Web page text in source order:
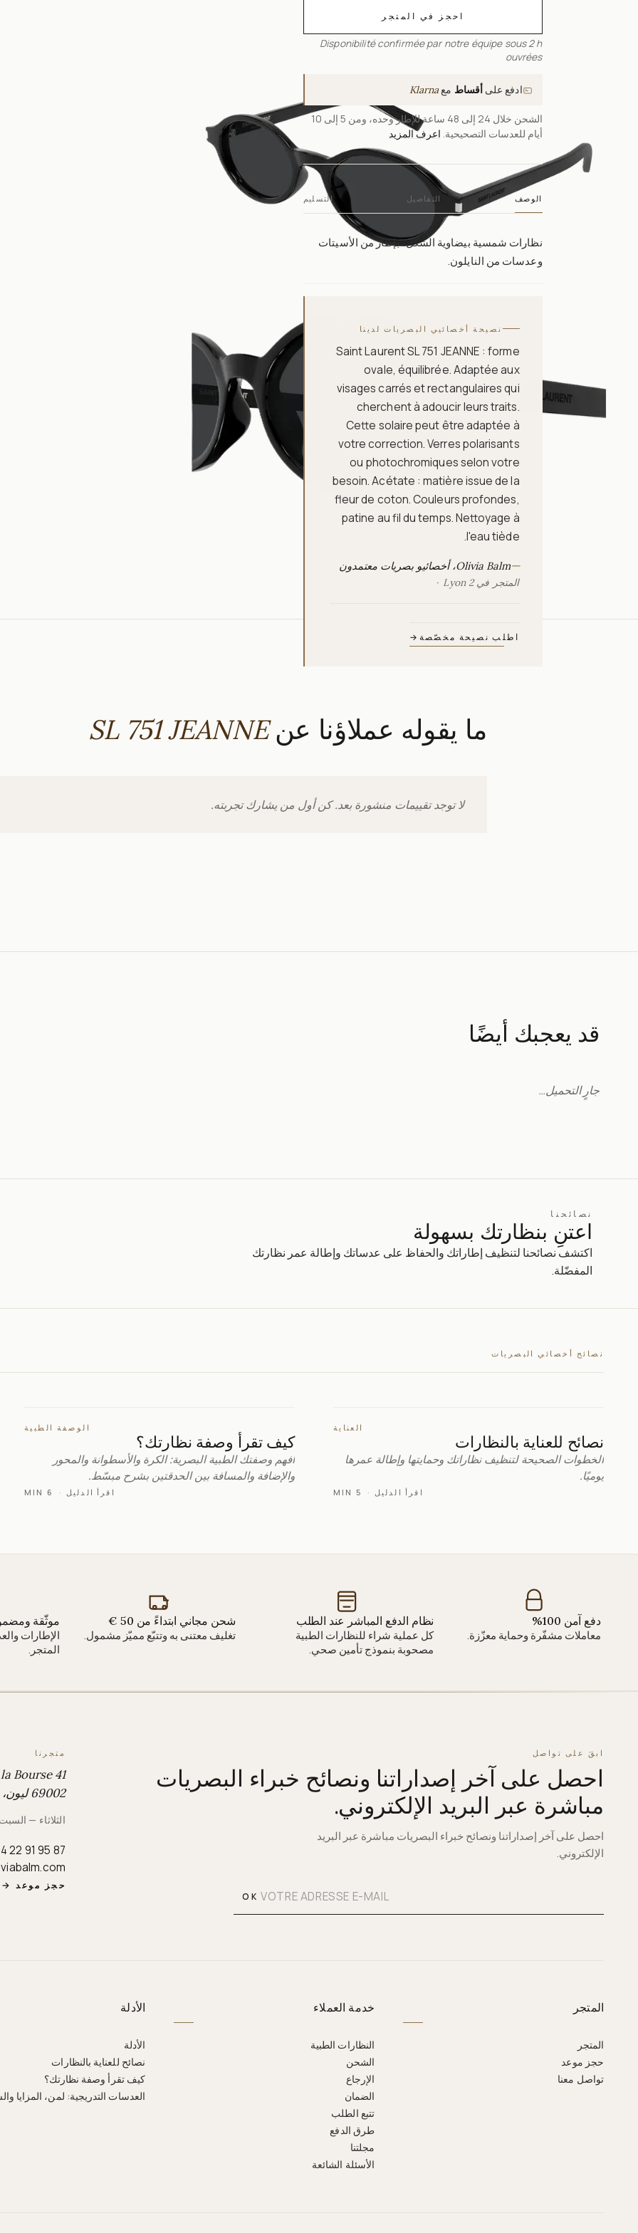
احجز في المتجر
Disponibilité confirmée par notre équipe sous 2 h
ouvrées
ادفع علىأقساط معKlarna
الشحن خلال 24 إلى 48 ساعة للإطار وحده، ومن 5 إلى 10
أيام للعدسات التصحيحية. اعرف المزيد
الوصف التفاصيل التسليم
نظارات شمسية بيضاوية الشكل، بإطار من الأسيتات
وعدسات من النايلون.
نصيحة أخصائيي البصريات لدينا
Saint Laurent SL 751 JEANNE : forme
ovale, équilibrée. Adaptée aux
visages carrés et rectangulaires qui
cherchent à adoucir leurs traits.
Cette solaire peut être adaptée à
votre correction. Verres polarisants
ou photochromiques selon votre
besoin. Acétate : matière issue de la
fleur de coton. Couleurs profondes,
patine au fil du temps. Nettoyage à
l'eau tiède.
—Olivia Balm، أخصائيو بصريات معتمدون
المتجر في Lyon 2
اطلب نصيحة مخصّصة →
ما يقوله عملاؤنا عنSL 751 JEANNE
لا توجد تقييمات منشورة بعد. كن أول من يشارك تجربته.
قد يعجبك أيضًا
جارٍ التحميل…
نصائحنا
اعتنِ بنظارتك بسهولة
اكتشف نصائحنا لتنظيف إطاراتك والحفاظ على عدساتك وإطالة عمر نظارتك
المفضّلة.
نصائح أخصائي البصريات
العناية
نصائح للعناية بالنظارات
الخطوات الصحيحة لتنظيف نظاراتك وحمايتها وإطالة عمرها
يوميًا.
اقرأ الدليل ·
5 MIN
الوصفة الطبية
كيف تقرأ وصفة نظارتك؟
افهم وصفتك الطبية البصرية: الكرة والأسطوانة والمحور
والإضافة والمسافة بين الحدقتين بشرح مبسّط.
اقرأ الدليل ·
6 MIN
دفع آمن 100%
معاملات مشفّرة وحماية معزّزة.
نظام الدفع المباشر عند الطلب
كل عملية شراء للنظارات الطبية
مصحوبة بنموذج تأمين صحي.
شحن مجاني ابتداءً من 50 €
تغليف معتنى به وتتبّع مميّز مشمول.
موثّقة
الإطارات
المتجر.
ابقَ على تواصل
احصل على آخر إصداراتنا ونصائح خبراء البصريات
مباشرة عبر البريد الإلكتروني.
احصل على آخر إصداراتنا ونصائح خبراء البصريات مباشرة عبر البريد
الإلكتروني.
OK
متجرنا
41 rue de la Bourse
69002 ليون، فرنسا
الثلاثاء — السبت · 10:00 ص –
22 91 95 87
حجز موعد →
المتجر
المتجر
حجز موعد
تواصل معنا
خدمة العملاء
النظارات الطبية
الشحن
الإرجاع
الضمان
تتبع الطلب
طرق الدفع
مجلتنا
الأسئلة الشائعة
الأدلة
الأدلة
نصائح للعناية بالنظارات
كيف تقرأ وصفة نظارتك؟
العدسات التدريجية: لمن، المزايا